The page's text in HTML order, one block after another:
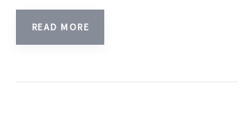
Mengapa Good Doctor
Berita
READ MORE